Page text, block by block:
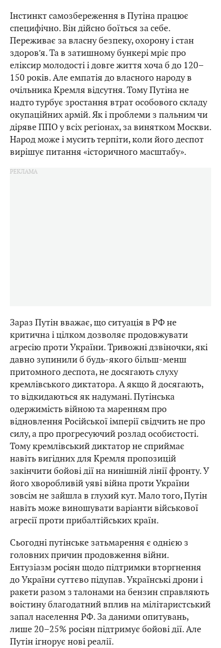
Інстинкт самозбереження в Путіна працює
специфічно. Він дійсно боїться за себе.
Переживає за власну безпеку, охорону і стан
здоров’я. Та в затишному бункері мріє про
еліксир молодості і довге життя хоча б до 120–
150 років. Але емпатія до власного народу в
очільника Кремля відсутня. Тому Путіна не
надто турбує зростання втрат особового складу
окупаційних армій. Як і проблеми з пальним чи
діряве ППО у всіх регіонах, за винятком Москви.
Народ може і мусить терпіти, коли його деспот
вирішує питання «історичного масштабу».
Зараз Путін вважає, що ситуація в РФ не
критична і цілком дозволяє продовжувати
агресію проти України. Тривожні дзвіночки, які
давно зупинили б будь-якого більш-менш
притомного деспота, не досягають слуху
кремлівського диктатора. А якщо й досягають,
то відкидаються як надумані. Путінська
одержимість війною та маренням про
відновлення Російської імперії свідчить не про
силу, а про прогресуючий розлад особистості.
Тому кремлівський диктатор не сприймає
навіть вигідних для Кремля пропозицій
закінчити бойові дії на нинішній лінії фронту. У
його хворобливій уяві війна проти України
зовсім не зайшла в глухий кут. Мало того, Путін
навіть може виношувати варіанти військової
агресії проти прибалтійських країн.
Сьогодні путінське затьмарення є однією з
головних причин продовження війни.
Ентузіазм росіян щодо підтримки вторгнення
до України суттєво підупав. Українські дрони і
ракети разом з талонами на бензин справляють
воістину благодатний вплив на мілітаристський
запал населення РФ. За даними опитувань,
лише 20–25% росіян підтримує бойові дії. Але
Путін ігнорує нові реалії.